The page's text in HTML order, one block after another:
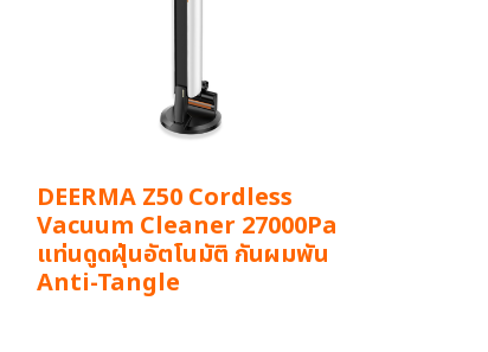
DEERMA Z50 Cordless
Vacuum Cleaner 27000Pa
แท่นดูดฝุ่นอัตโนมัติ กันผมพัน
Anti-Tangle